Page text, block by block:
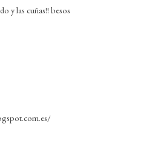
y las cuñas!! besos